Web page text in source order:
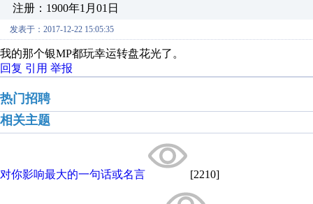
注册：1900年1月01日
发表于：2017-12-22 15:05:35
我的那个银MP都玩幸运转盘花光了。
回复 引用 举报
热门招聘
相关主题
对你影响最大的一句话或名言 [2210]